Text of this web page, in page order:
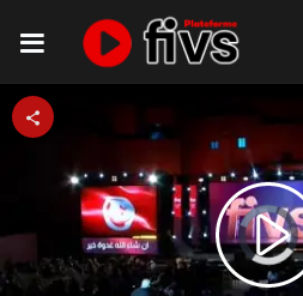
Video
Player
is